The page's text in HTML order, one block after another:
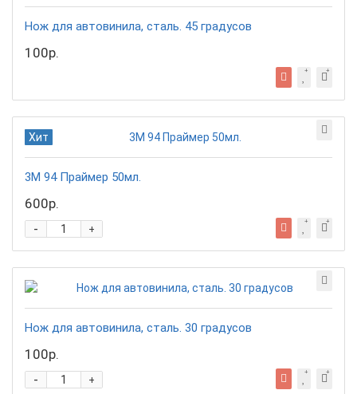
Нож для автовинила, сталь. 45 градусов
100р.
Хит
3М 94 Праймер 50мл.
600р.
+
-
Нож для автовинила, сталь. 30 градусов
100р.
+
-